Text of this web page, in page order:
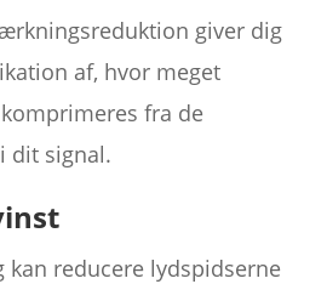
giver dig
af, hvor meget
fra de
dit signal.
kan reducere lydspidserne